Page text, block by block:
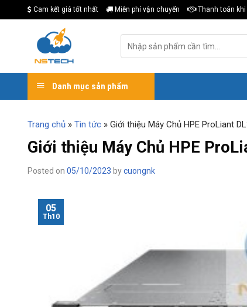
to
Cam kết giá tốt nhất Miễn phí vận chuyển Thanh toán khi
kiếm:
Danh mục sản phẩm
Trang chủ » Tin tức » Giới thiệu Máy Chủ HPE ProLiant
Giới thiệu Máy Chủ HPE
Posted on 05/10/2023 bycuongnk
05
Th10